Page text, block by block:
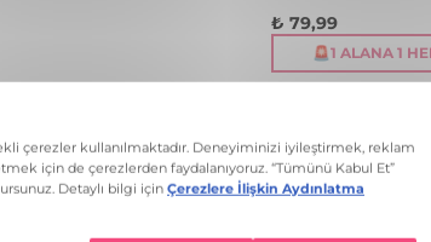
Tek katta yoğun
Renk: FC38 LILAC
₺ 79,99
🚨1 ALANA 1